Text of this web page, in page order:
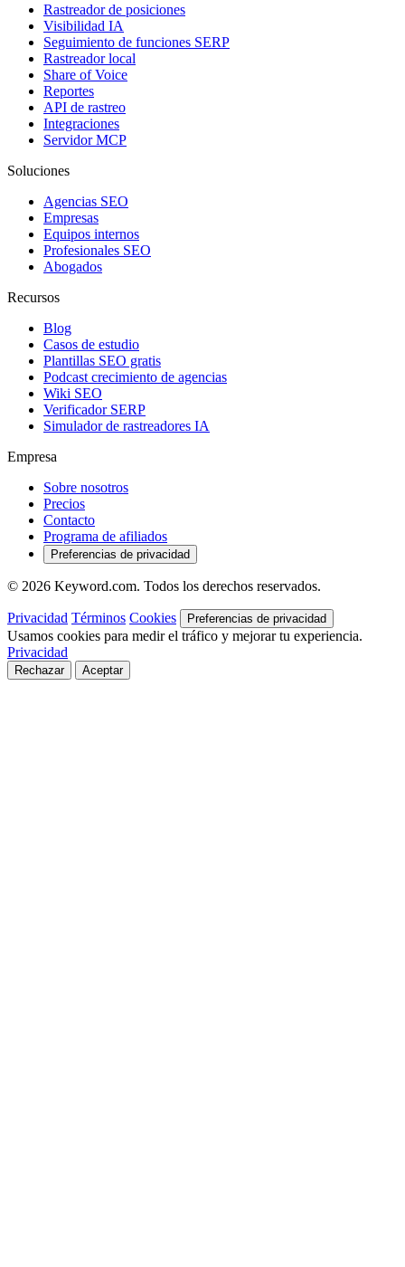
Rastreador de posiciones
Visibilidad IA
Seguimiento de funciones SERP
Rastreador local
Share of Voice
Reportes
API de rastreo
Integraciones
Servidor MCP
Soluciones
Agencias SEO
Empresas
Equipos internos
Profesionales SEO
Abogados
Recursos
Blog
Casos de estudio
Plantillas SEO gratis
Podcast crecimiento de agencias
Wiki SEO
Verificador SERP
Simulador de rastreadores IA
Empresa
Sobre nosotros
Precios
Contacto
Programa de afiliados
Preferencias de privacidad
© 2026 Keyword.com. Todos los derechos reservados.
Privacidad Términos Cookies Preferencias de privacidad
Usamos cookies para medir el tráfico y mejorar tu experiencia.
Privacidad
Rechazar Aceptar